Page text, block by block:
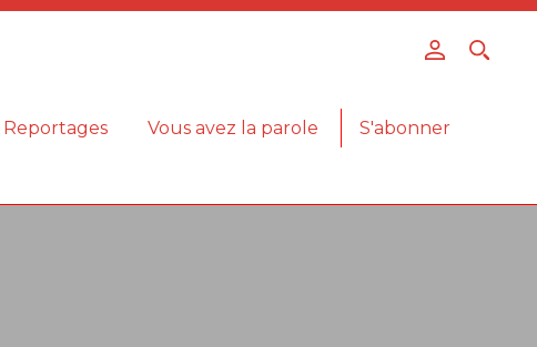
Reportages Vous avez la parole
S'abonner